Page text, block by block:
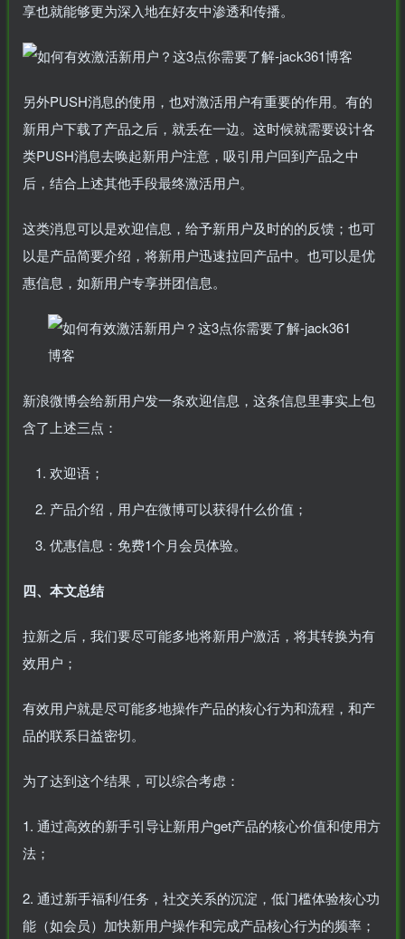
享也就能够更为深入地在好友中渗透和传播。
另外PUSH消息的使用，也对激活用户有重要的作用。有的
新用户下载了产品之后，就丢在一边。这时候就需要设计各
类PUSH消息去唤起新用户注意，吸引用户回到产品之中
后，结合上述其他手段最终激活用户。
这类消息可以是欢迎信息，给予新用户及时的的反馈；也可
以是产品简要介绍，将新用户迅速拉回产品中。也可以是优
惠信息，如新用户专享拼团信息。
新浪微博会给新用户发一条欢迎信息，这条信息里事实上包
含了上述三点：
欢迎语；
产品介绍，用户在微博可以获得什么价值；
优惠信息：免费1个月会员体验。
四、本文总结
拉新之后，我们要尽可能多地将新用户激活，将其转换为有
效用户；
有效用户就是尽可能多地操作产品的核心行为和流程，和产
品的联系日益密切。
为了达到这个结果，可以综合考虑：
1. 通过高效的新手引导让新用户get产品的核心价值和使用方
法；
2. 通过新手福利/任务，社交关系的沉淀，低门槛体验核心功
能（如会员）加快新用户操作和完成产品核心行为的频率；